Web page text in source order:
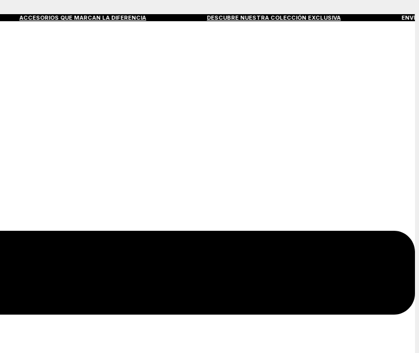
ACCESORIOS QUE MARCAN LA DIFERENCIA DESCUBRE NUESTRA COLECCIÓN EXCLUSIVAENVÍOS GRATIS A